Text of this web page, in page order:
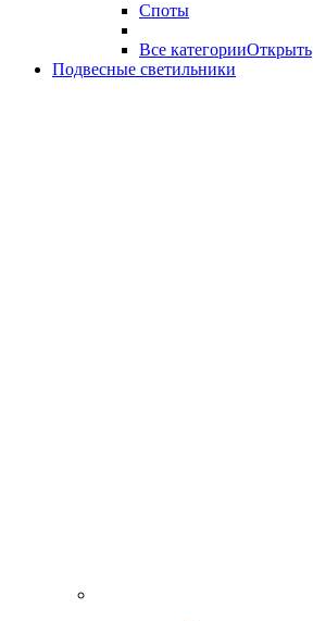
Споты
Все категорииОткрыть
Подвесные светильники